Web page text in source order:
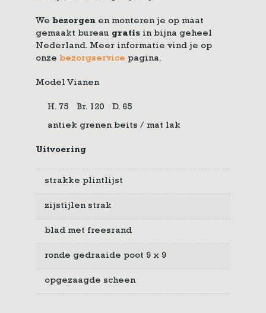
We bezorgen en monteren je op maat
gemaakt bureau gratis in bijna geheel
Nederland. Meer informatie vind je op
onze bezorgservice pagina.
Model Vianen
H. 75 Br. 120 D. 65
antiek grenen beits / mat lak
Uitvoering
strakke plintlijst
zijstijlen strak
blad met freesrand
ronde gedraaide poot 9 x 9
opgezaagde scheen